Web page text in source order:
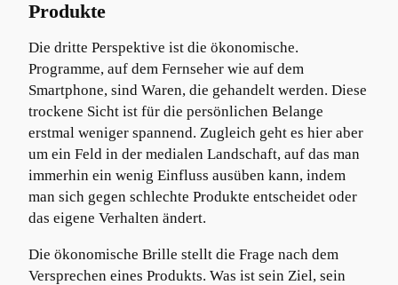
Produkte
Die dritte Perspektive ist die ökonomische.
Programme, auf dem Fernseher wie auf dem
Smartphone, sind Waren, die gehandelt werden. Diese
trockene Sicht ist für die persönlichen Belange
erstmal weniger spannend. Zugleich geht es hier aber
um ein Feld in der medialen Landschaft, auf das man
immerhin ein wenig Einfluss ausüben kann, indem
man sich gegen schlechte Produkte entscheidet oder
das eigene Verhalten ändert.
Die ökonomische Brille stellt die Frage nach dem
Versprechen eines Produkts. Was ist sein Ziel, sein